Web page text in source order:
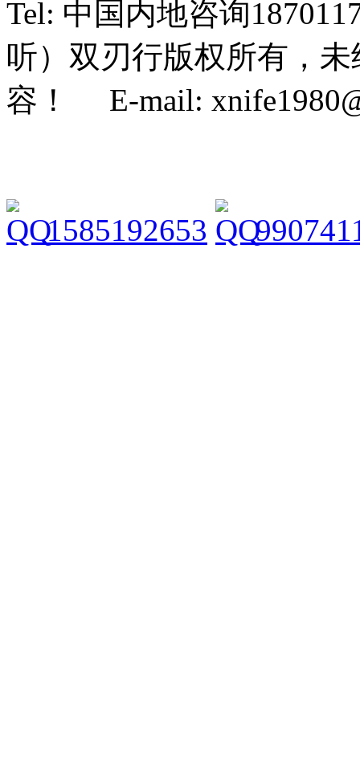
Tel: 中国内地咨询
听）双刃行版权所有，
容！ E-mail:
1585192653